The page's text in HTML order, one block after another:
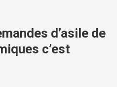
d’asile de
c’est